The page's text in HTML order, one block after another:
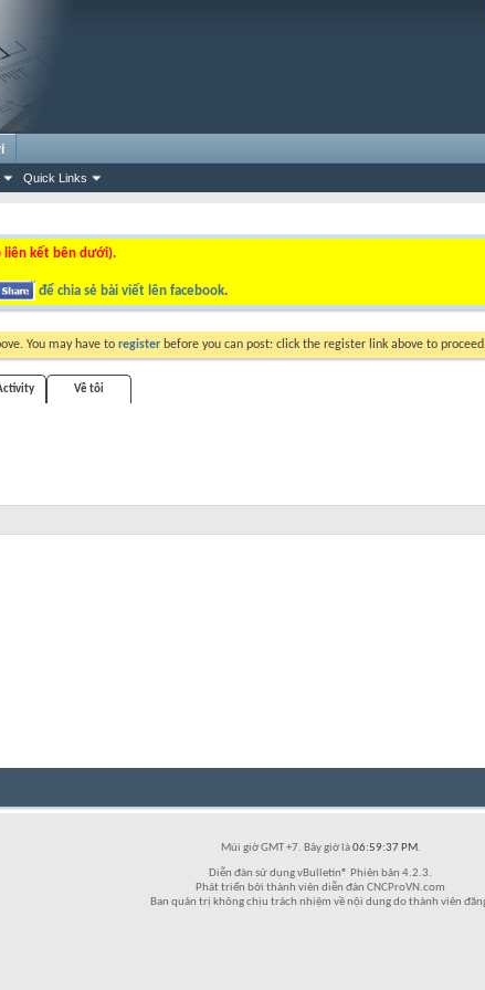
Quick Links
liên kết bên dưới).
để chia sẻ bài viết lên facebook.
You may have to register before you can post: click the register link above to
Về tôi
Múi giờ GMT +7. Bây giờ là06:59:37 PM.
Diễn đàn sử dụng vBulletin® Phiên bản 4.2.3.
Phát triển bởi thành viên diễn đàn CNCProVN.com
Ban quản trị không chịu trách nhiệm về nội dung do thành viên